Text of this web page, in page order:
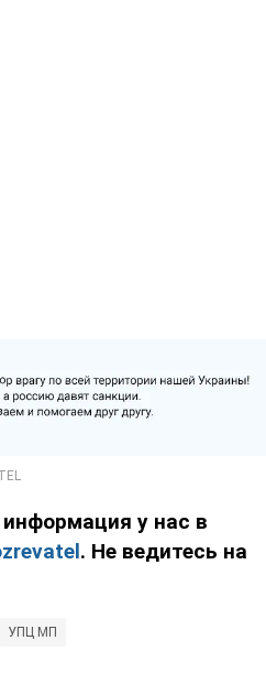
у нас в
. Не ведитесь на
УПЦ МП